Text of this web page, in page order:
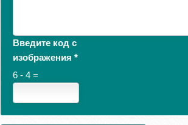
Введите код с
изображения *
6 - 4 =